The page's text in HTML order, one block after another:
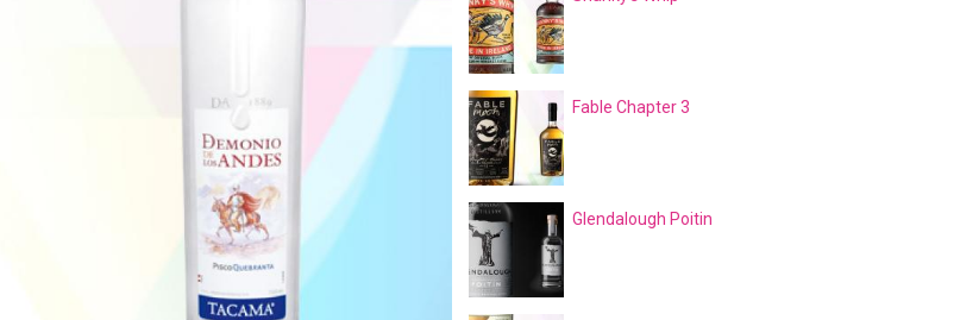
Fable Chapter 3
Glendalough Poitin